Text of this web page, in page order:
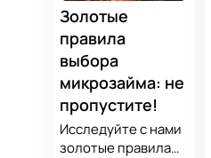
Золотые
правила
выбора
микрозайма: не
пропустите!
Исследуйте с нами
золотые правила